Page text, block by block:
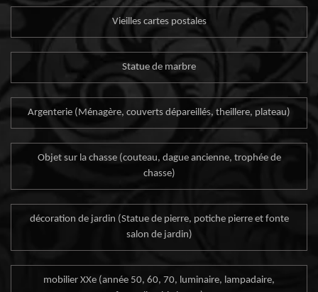
Vieilles cartes postales
Statue de marbre
Argenterie (Ménagère, couverts dépareillés, theillere, plateau)
Objet sur la chasse (couteau, dague ancienne, trophée de
chasse)
décoration de jardin (Statue de pierre, potiche pierre et fonte
salon de jardin)
mobilier XXe (année 50, 60, 70, luminaire, lampadaire,